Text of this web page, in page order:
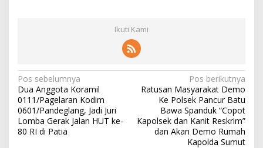
Ikuti Kami
N
a
v
i
Pos sebelumnya
Dua Anggota Koramil
0111/Pagelaran Kodim
0601/Pandeglang, Jadi Juri
Lomba Gerak Jalan HUT ke-
80 RI di Patia
Pos berikutnya
Ratusan Masyarakat Demo
Ke Polsek Pancur Batu
Bawa Spanduk “Copot
Kapolsek dan Kanit Reskrim”
dan Akan Demo Rumah
Kapolda Sumut